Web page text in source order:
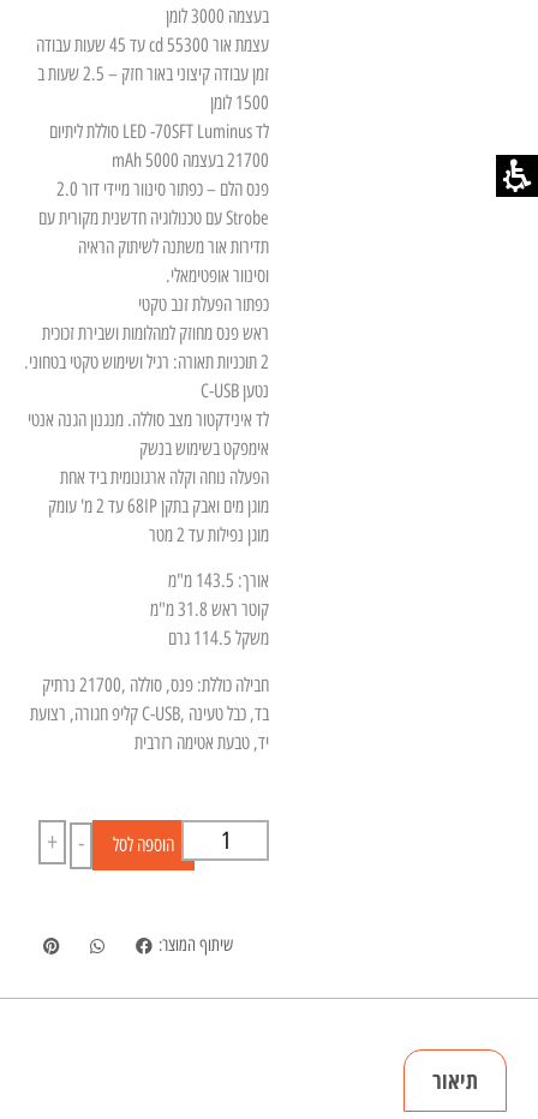
בעצמה 3000 לומן
עצמת אור 55300 cd עד 45 שעות עבודה
זמן עבודה קיצוני באור חזק – 2.5 שעות ב
1500 לומן
לד LED -70SFT Luminus סוללת ליתיום
21700 בעצמה 5000 mAh
פנס הלם – כפתור סינוור מיידי דור 2.0
Strobe עם טכנולוגיה חדשנית מקורית עם
תדירות אור משתנה לשיתוק הראיה
וסינוור אופטימאלי.
כפתור הפעלת זנב טקטי
ראש פנס מחוזק למהלומות ושבירת זכוכית
2 תוכניות תאורה: רגיל ושימוש טקטי בטחוני.
נטען C-USB
לד אינידקטור מצב סוללה. מנגנון הגנה אנטי
אימפקט בשימוש בנשק
הפעלה נוחה וקלה ארגונומית ביד אחת
מוגן מים ואבק בתקן 68IP עד 2 מ' עומק
מוגן נפילות עד 2 מטר
אורך: 143.5 מ"מ
קוטר ראש 31.8 מ"מ
משקל 114.5 גרם
חבילה כוללת: פנס, סוללה ,21700 נרתיק
בד, כבל טעינה ,C-USB קליפ חגורה, רצועת
יד, טבעת אטימה רזרבית
-
+ הוספה לסל
שיתוף המוצר:
תיאור